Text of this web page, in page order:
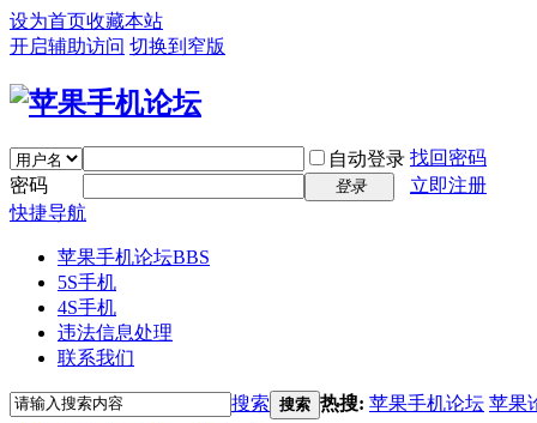
设为首页收藏本站
开启辅助访问 切换到窄版
自动登录 找回密码
密码
登录
立即注册
快捷导航
苹果手机论坛BBS
5S手机
4S手机
违法信息处理
联系我们
搜索 搜索 热搜: 苹果手机论坛 苹果